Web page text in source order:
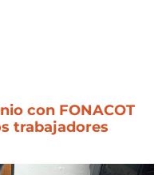
con FONACOT
trabajadores